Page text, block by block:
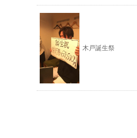
木戸誕生祭